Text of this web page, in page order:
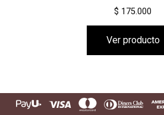
$ 175.000
Ver producto